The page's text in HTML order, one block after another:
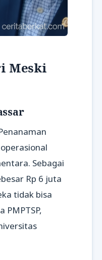
Meski
Sebagai
Rp 6 juta
tidak bisa